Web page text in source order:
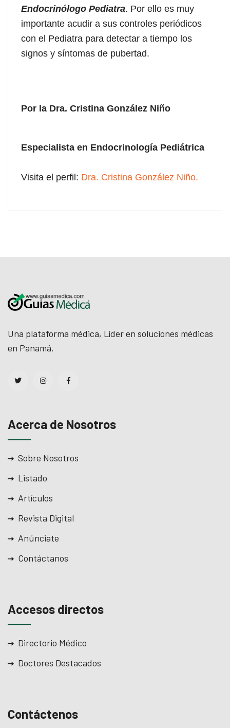
Endocrinólogo Pediatra. Por ello es muy
importante acudir a sus controles periódicos
con el Pediatra para detectar a tiempo los
signos y síntomas de pubertad.
Por la Dra. Cristina González Niño
Especialista en Endocrinología Pediátrica
Visita el perfil: Dra. Cristina González Niño.
Una plataforma médica, Líder en soluciones médicas
en Panamá.
Acerca de Nosotros
Sobre Nosotros
Listado
Artículos
Revista Digital
Anúnciate
Contáctanos
Accesos directos
Directorio Médico
Doctores Destacados
Contáctenos